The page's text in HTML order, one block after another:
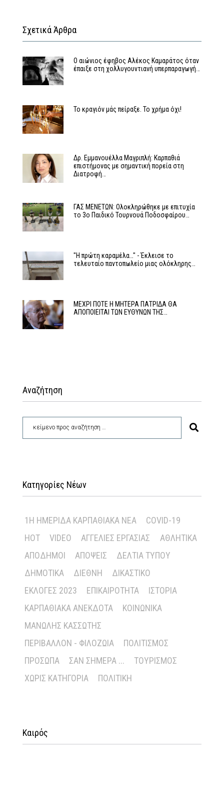
Σχετικά Άρθρα
Ο αιώνιος έφηβος Αλέκος Καμαράτος όταν
έπαιξε στη χολλυγουντιανή υπερπαραγωγή…
Το κραγιόν μάς πείραξε. Το χρήμα όχι!
Δρ. Εμμανουέλλα Μαγριπλή: Καρπαθιά
επιστήμονας με σημαντική πορεία στη
Διατροφή…
ΓΑΣ ΜΕΝΕΤΩΝ: Ολοκληρώθηκε με επιτυχία
το 3ο Παιδικό Τουρνουά Ποδοσφαίρου…
"Η πρώτη καραμέλα…" - Έκλεισε το
τελευταίο παντοπωλείο μιας ολόκληρης…
ΜΕΧΡΙ ΠΟΤΕ Η ΜΗΤΕΡΑ ΠΑΤΡΙΔΑ ΘΑ
ΑΠΟΠΟΙΕΙΤΑΙ ΤΩΝ ΕΥΘΥΝΩΝ ΤΗΣ…
Αναζήτηση
Κατηγορίες Νέων
1Η ΗΜΕΡΊΔΑ ΚΑΡΠΑΘΙΑΚΆ ΝΈΑ
COVID-19
HOT
VIDEO ΑΓΓΕΛΊΕΣ ΕΡΓΑΣΊΑΣ
ΑΘΛΗΤΙΚΆ
ΑΠΌΔΗΜΟΙ
ΑΠΌΨΕΙΣ
ΔΕΛΤΊΑ ΤΎΠΟΥ
ΔΗΜΟΤΙΚΆ
ΔΙΕΘΝΉ
ΔΙΚΑΣΤΙΚΌ
ΕΚΛΟΓΈΣ 2023
ΕΠΙΚΑΙΡΌΤΗΤΑ
ΙΣΤΟΡΊΑ
ΚΑΡΠΑΘΙΑΚΆ ΑΝΈΚΔΟΤΑ
ΚΟΙΝΩΝΙΚΆ
ΜΑΝΏΛΗΣ ΚΑΣΣΏΤΗΣ
ΠΕΡΙΒΆΛΛΟΝ - ΦΙΛΟΖΩΊΑ
ΠΟΛΙΤΙΣΜΌΣ
ΠΡΌΣΩΠΑ
ΣΑΝ ΣΉΜΕΡΑ ...
ΤΟΥΡΙΣΜΌΣ
ΧΩΡΊΣ ΚΑΤΗΓΟΡΊΑ
ΠΟΛΙΤΙΚΉ
Καιρός